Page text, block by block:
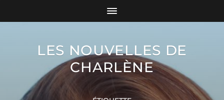
LES NOUVELLES DE
CHARLÈNE